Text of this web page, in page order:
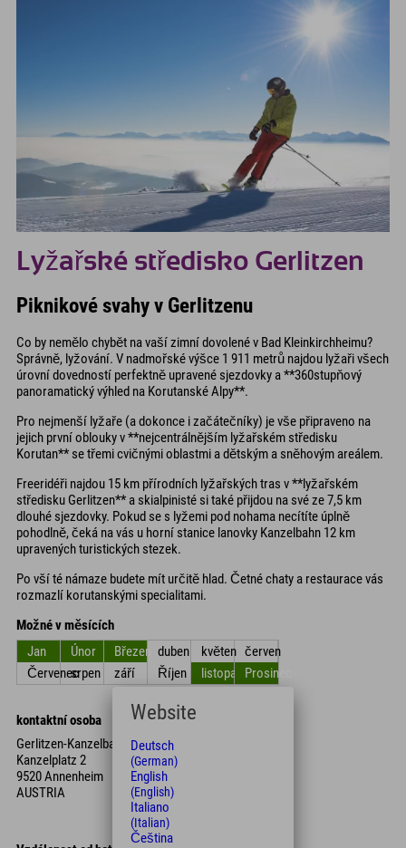
Lyžařské středisko Gerlitzen
Piknikové svahy v Gerlitzenu
Co by nemělo chybět na vaší zimní dovolené v Bad Kleinkirchheimu?
Správně, lyžování. V nadmořské výšce 1 911 metrů najdou lyžaři všech
úrovní dovedností perfektně upravené sjezdovky a **360stupňový
panoramatický výhled na Korutanské Alpy**.
Pro nejmenší lyžaře (a dokonce i začátečníky) je vše připraveno na
jejich první oblouky v **nejcentrálnějším lyžařském středisku
Korutan** se třemi cvičnými oblastmi a dětským a sněhovým areálem.
Freeridéři najdou 15 km přírodních lyžařských tras v **lyžařském
středisku Gerlitzen** a skialpinisté si také přijdou na své ze 7,5 km
dlouhé sjezdovky. Pokud se s lyžemi pod nohama necítíte úplně
pohodlně, čeká na vás u horní stanice lanovky Kanzelbahn 12 km
upravených turistických stezek.
Po vší té námaze budete mít určitě hlad. Četné chaty a restaurace vás
rozmazlí korutanskými specialitami.
Možné v měsících
Jan
Únor Březen duben květen červen
Červenecsrpen září Říjen listopad Prosinec
kontaktní osoba
Gerlitzen-Kanzelbahn-Touristik GmbH & Co. KG
Kanzelplatz 2
9520 Annenheim
AUSTRIA
Website
Deutsch
(German)
English
(English)
Italiano
(Italian)
Čeština